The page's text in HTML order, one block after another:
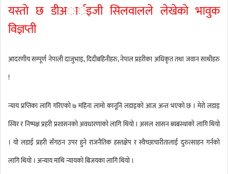
यस्ताे छ डीअार्इजी सिलवालले लेखेकाे भावुक
विज्ञप्ती
आदरणीय सम्पूर्ण नेपाली दाजुभाइ, दिदीबहिनीहरु, नेपाल प्रहरीका अधिकृत तथा जवान साथीहरु
!
न्याय प्रप्तिका लागि गरिएको ७ महिना लामो कानूनि लडाइको आज अन्त भएको छ । मेरो लडाइ
स्थिर र निष्पक्ष प्रहरी प्रशासनको अवधारणाको लागि थियो । असल शासन ब्यबस्थाको लागि थियो
। यो लडाई प्रहरी सँगठन उपर हुने राजनैतिक हस्तक्षेप र स्वैच्छाचारीतालाई दुरुत्साहन गर्नको
लागि थियो । अन्याय माथि न्यायको बिजयका लागि थियो ।